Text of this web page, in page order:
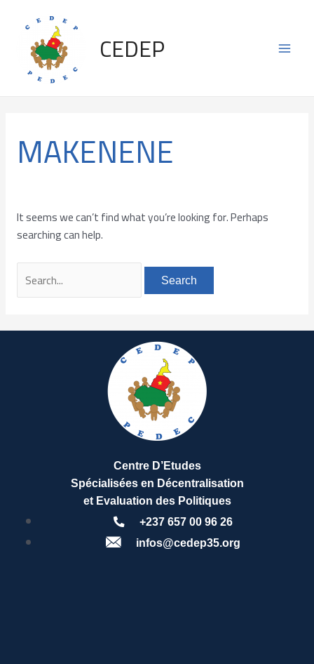
content
CEDEP
MAKENENE
It seems we can’t find what you’re looking for. Perhaps
searching can help.
for:
Centre D’Etudes
Spécialisées en Décentralisation
et Evaluation des Politiques
+237 657 00 96 26
infos@cedep35.org